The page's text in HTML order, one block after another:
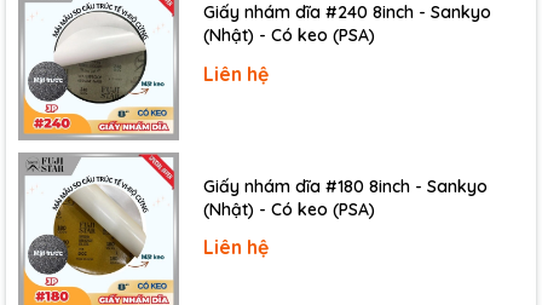
Giấy nhám dĩa #240 8inch - Sankyo
(Nhật) - Có keo (PSA)
Liên hệ
Giấy nhám dĩa #180 8inch - Sankyo
(Nhật) - Có keo (PSA)
Liên hệ